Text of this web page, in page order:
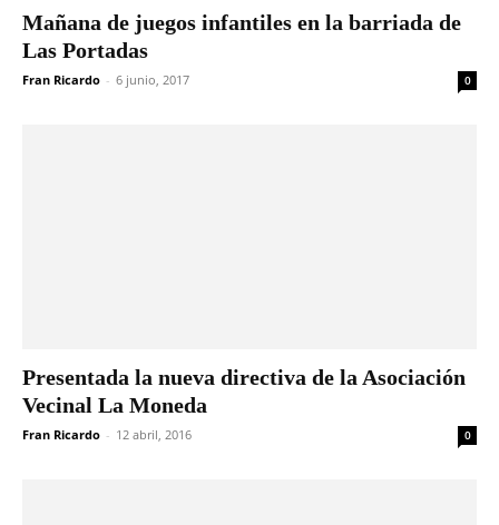
Mañana de juegos infantiles en la barriada de
Las Portadas
Fran Ricardo - 6 junio, 2017 0
Presentada la nueva directiva de la Asociación
Vecinal La Moneda
Fran Ricardo - 12 abril, 2016 0